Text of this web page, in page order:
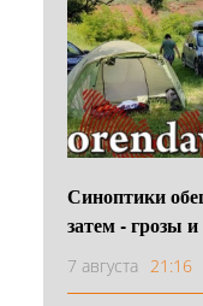
Синоптики
затем - грозы
7 августа 21:16